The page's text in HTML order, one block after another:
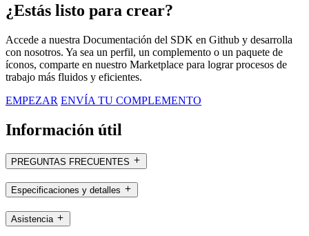
¿Estás listo para crear?
Accede a nuestra Documentación del SDK en Github y desarrolla
con nosotros. Ya sea un perfil, un complemento o un paquete de
íconos, comparte en nuestro Marketplace para lograr procesos de
trabajo más fluidos y eficientes.
EMPEZAR ENVÍA TU COMPLEMENTO
Información útil
PREGUNTAS FRECUENTES
Especificaciones y detalles
Asistencia